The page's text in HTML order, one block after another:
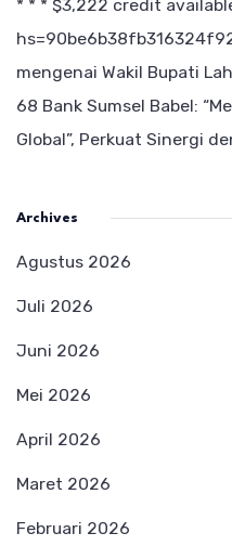
* * * $3,222 credit
mengenai Wakil Bupati
68 Bank Sumsel Babel:
Global”, Perkuat Sinergi
Archives
Agustus 2026
Juli 2026
Juni 2026
Mei 2026
April 2026
Maret 2026
Februari 2026